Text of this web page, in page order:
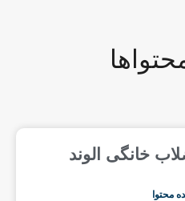
خانگی الوند
محتوا